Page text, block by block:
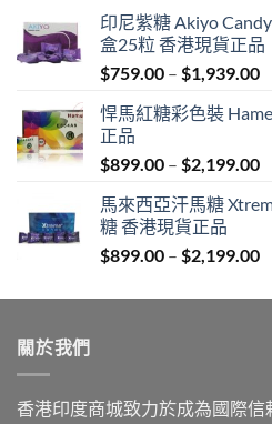
印尼紫糖 Akiyo
盒25粒 香港現貨正品
$759.00 – $1,939.00
悍馬紅糖彩色裝
正品
$899.00 – $2,199.00
馬來西亞汗馬糖
糖 香港現貨正品
$899.00 – $2,199.00
關於我們
香港印度商城致力於成為國際